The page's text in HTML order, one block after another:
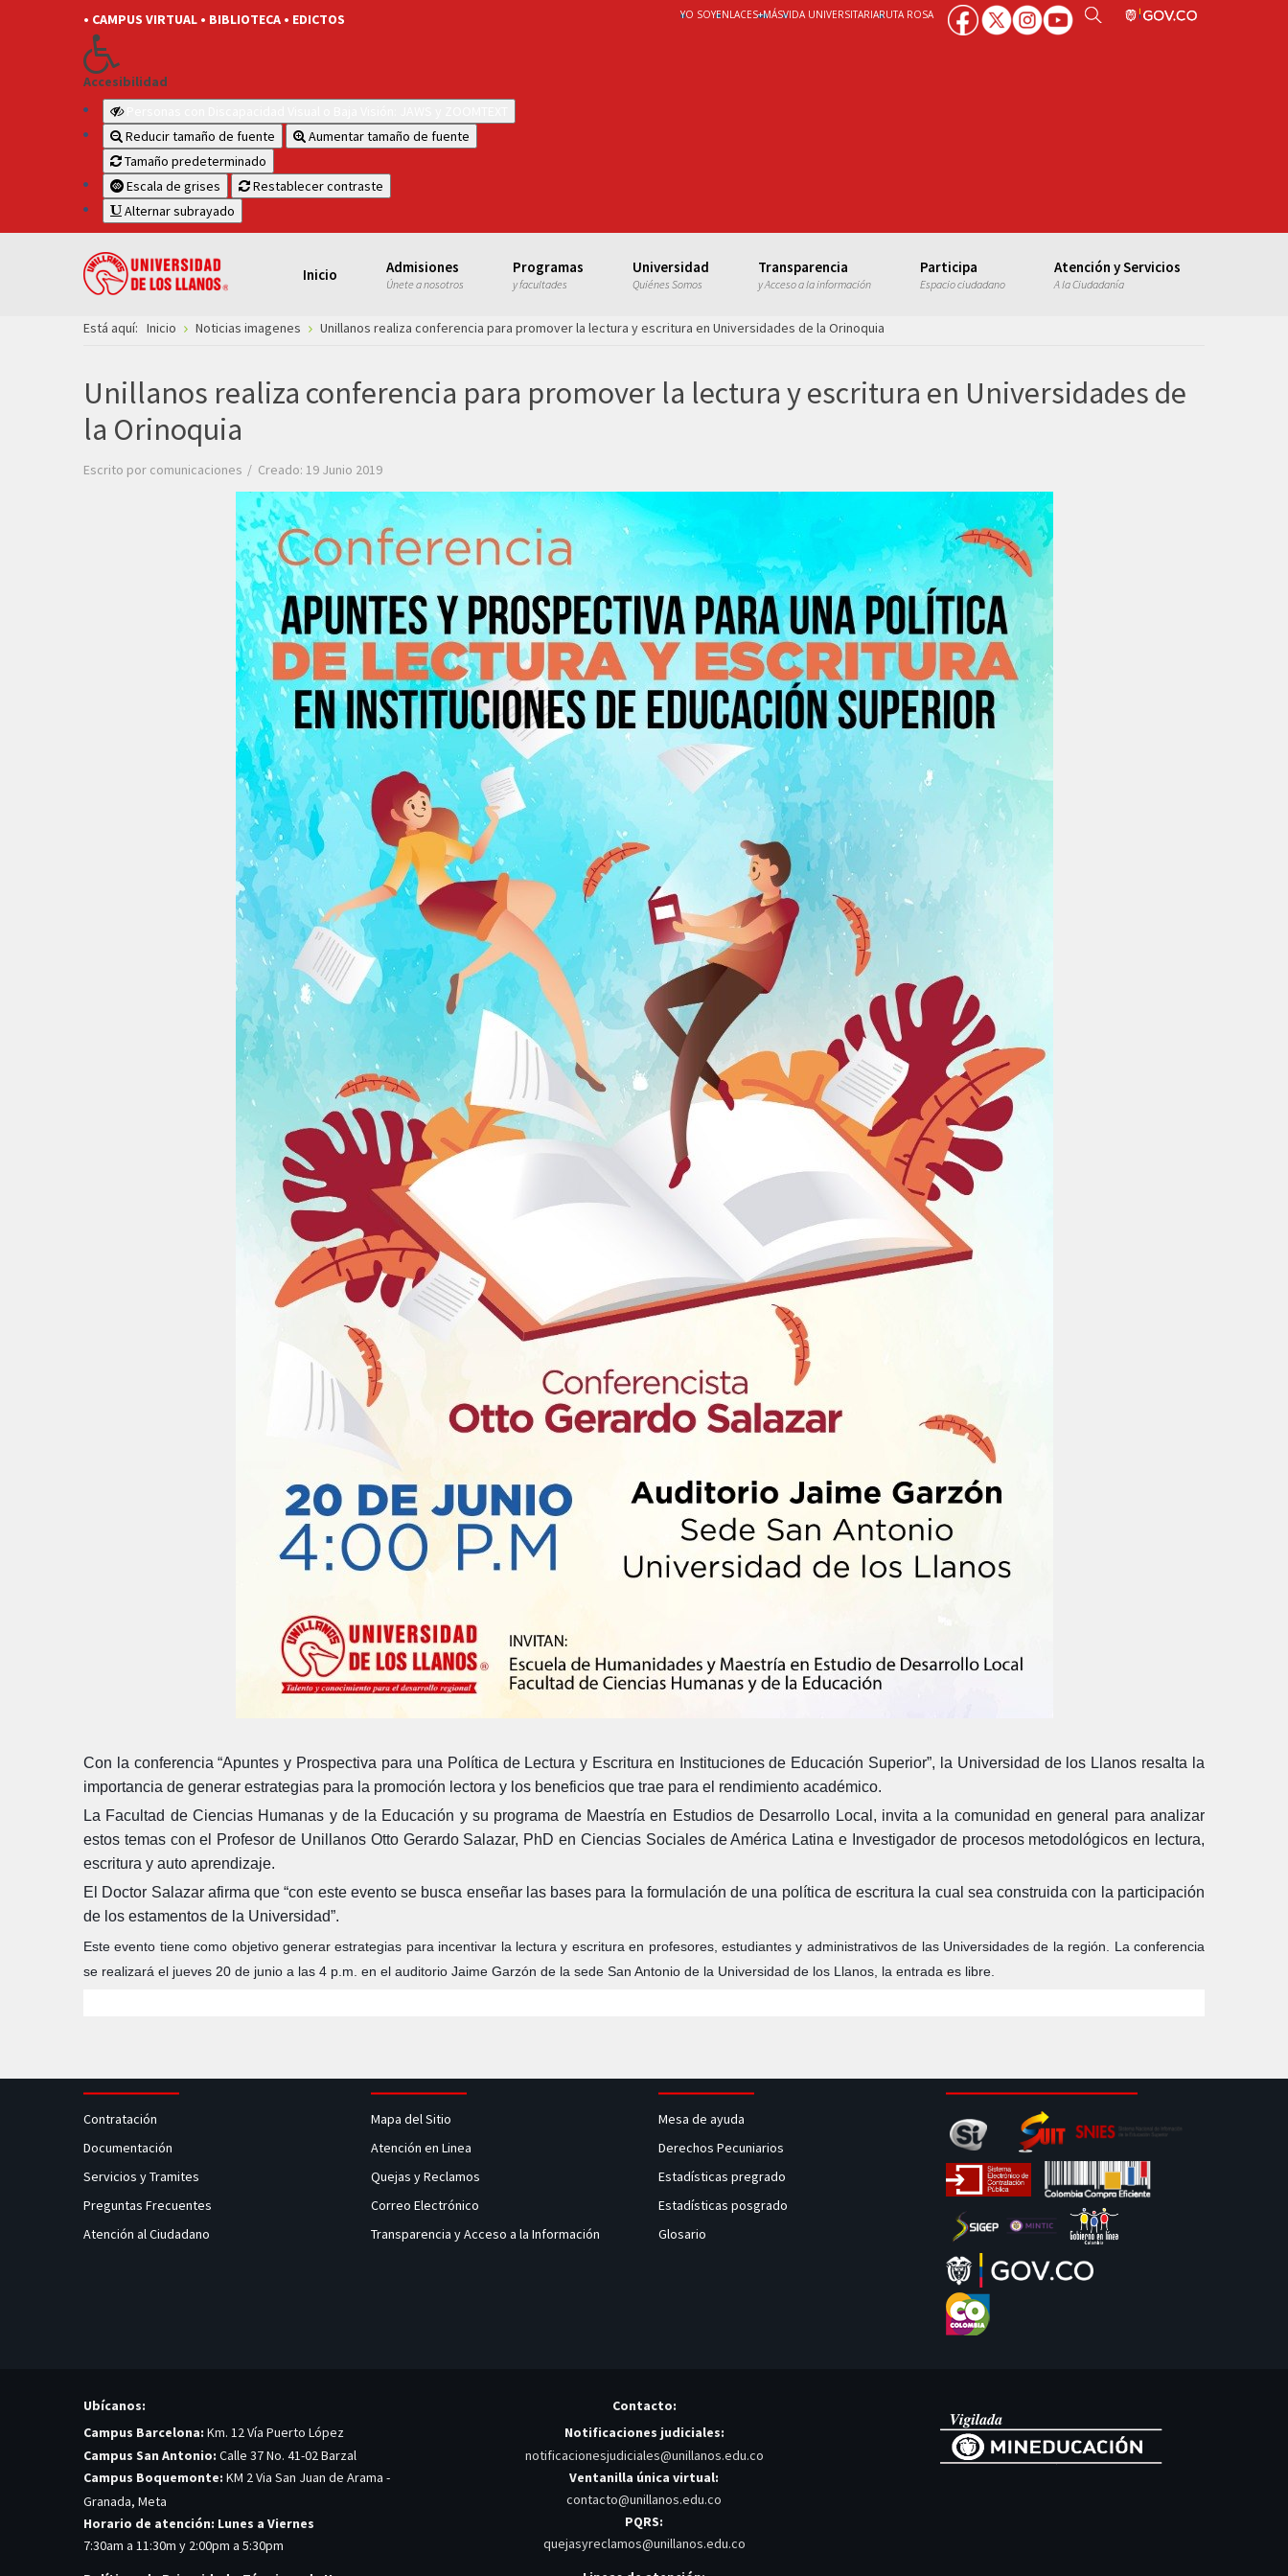
• CAMPUS VIRTUAL • BIBLIOTECA • EDICTOS
Accesibilidad
Reducir tamaño de fuente
Aumentar tamaño de fuente
Tamaño predeterminado
Escala de grises
Restablecer contraste
Alternar subrayado
YO SOYENLACES+MÁSVIDA UNIVERSITARIARUTA ROSA
Inicio Admisiones
Únete a nosotros
Programas
y facultades
Universidad
Quiénes Somos
Transparencia
y Acceso a la información
Participa
Espacio ciudadano
Atención y Servicios
A la Ciudadanía
Está aquí: Inicio Noticias imagenes Unillanos realiza conferencia para promover la lectura y escritura en Universidades de la Orinoquia
Unillanos realiza conferencia para promover la lectura y escritura en Universidades de
la Orinoquia
Escrito por comunicaciones Creado: 19 Junio 2019
Con la conferencia “Apuntes y Prospectiva para una Política de Lectura y Escritura en Instituciones de Educación Superior”, la Universidad de los Llanos resalta la
importancia de generar estrategias para la promoción lectora y los beneficios que trae para el rendimiento académico.
La Facultad de Ciencias Humanas y de la Educación y su programa de Maestría en Estudios de Desarrollo Local, invita a la comunidad en general para analizar
estos temas con el Profesor de Unillanos Otto Gerardo Salazar, PhD en Ciencias Sociales de América Latina e Investigador de procesos metodológicos en lectura,
escritura y auto aprendizaje.
El Doctor Salazar afirma que “con este evento se busca enseñar las bases para la formulación de una política de escritura la cual sea construida con la participación
de los estamentos de la Universidad”.
Este evento tiene como objetivo generar estrategias para incentivar la lectura y escritura en profesores, estudiantes y administrativos de las Universidades de la región. La conferencia
se realizará el jueves 20 de junio a las 4 p.m. en el auditorio Jaime Garzón de la sede San Antonio de la Universidad de los Llanos, la entrada es libre.
Contratación
Documentación
Servicios y Tramites
Preguntas Frecuentes
Atención al Ciudadano
Mapa del Sitio
Atención en Linea
Quejas y Reclamos
Correo Electrónico
Transparencia y Acceso a la Información
Mesa de ayuda
Derechos Pecuniarios
Estadísticas pregrado
Estadísticas posgrado
Glosario
Ubícanos:
Campus Barcelona: Km. 12 Vía Puerto López
Campus San Antonio: Calle 37 No. 41-02 Barzal
Campus Boquemonte: KM 2 Via San Juan de Arama -
Granada, Meta
Horario de atención: Lunes a Viernes
7:30am a 11:30m y 2:00pm a 5:30pm
Contacto:
Notificaciones judiciales:
notificacionesjudiciales@unillanos.edu.co
Ventanilla única virtual:
contacto@unillanos.edu.co
PQRS:
quejasyreclamos@unillanos.edu.co